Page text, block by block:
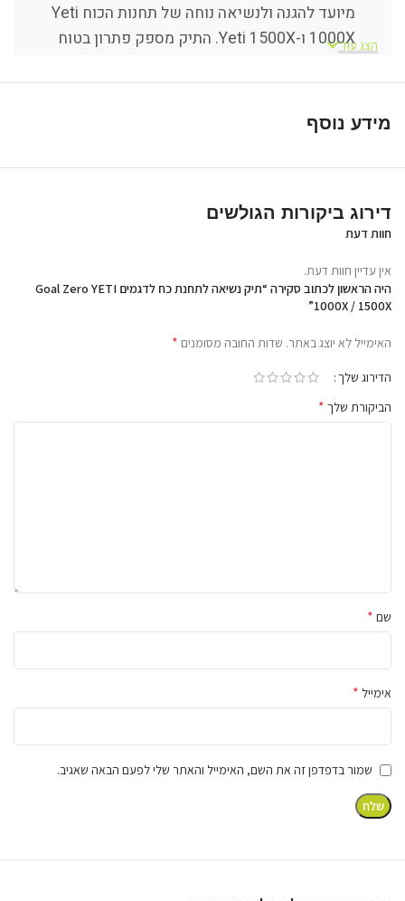
מיועד להגנה ולנשיאה נוחה של תחנות הכוח Yeti
1000X ו-Yeti 1500X. התיק מספק פתרון בטוח
ומאפשר לקחת את מקור האנרגיה הנייד שלכם
לטיולים, קמפינג, עבודה בשטח או שימוש מחוץ
לבית. המבנה החזק, הרצועה המתכווננת והסגירה
המאובטחת מסייעים לשמור על הציוד מוגן ונגיש
אידיאלי לכל תרחיש אפשרי
הצג עוד
מידע נוסף
דירוג ביקורות הגולשים
חוות דעת
אין עדיין חוות דעת.
היה הראשון לכתוב סקירה “תיק נשיאה לתחנת כח לדגמים Goal Zero YETI
1000X / 1500X”
האימייל לא יוצג באתר. שדות החובה מסומנים *
הדירוג שלך
הביקורת שלך *
שם *
אימייל *
שמור בדפדפן זה את השם, האימייל והאתר שלי לפעם הבאה שאגיב.